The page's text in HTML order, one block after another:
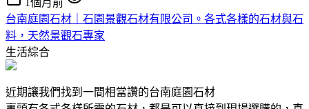
台南庭園石材｜石園景觀石材有限公司。各式各樣的石材與石
料，天然景觀石專家
生活綜合
近期讓我們找到一間相當讚的台南庭園石材